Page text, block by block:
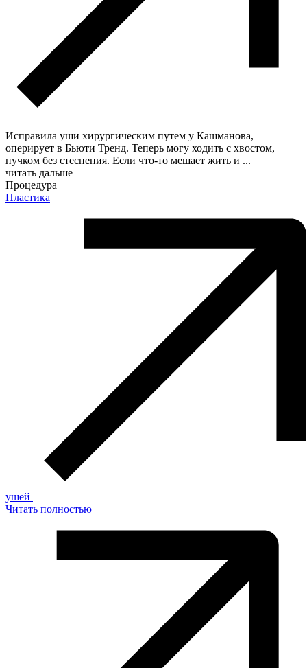
Исправила уши хирургическим путем у Кашманова,
оперирует в Бьюти Тренд. Теперь могу ходить с хвостом,
пучком без стеснения. Если что-то мешает жить и ...
читать дальше
Процедура
Пластика
ушей
Читать полностью